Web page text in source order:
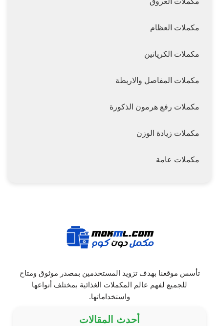
مكملات العظام
مكملات الكرياتين
مكملات المفاصل والاربطة
مكملات رفع هرمون الذكورة
مكملات زيادة الوزن
مكملات عامة
تأسس موقعنا بهدف تزويد المستخدمين بمصدر موثوق ومتاح
للجميع لفهم عالم المكملات الغذائية بمختلف أنواعها
واستخداماتها.
أحدث المقالات